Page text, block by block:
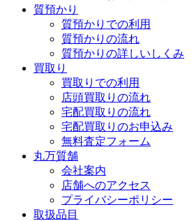
質預かり
質預かりでの利用
質預かりの流れ
質預かりの詳しいしくみ
買取り
買取りでの利用
店頭買取りの流れ
宅配買取りの流れ
宅配買取りのお申込み
無料査定フォーム
丸万質舗
会社案内
店舗へのアクセス
プライバシーポリシー
取扱品目